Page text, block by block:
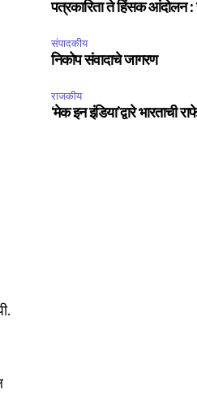
पत्रकारिता ते हिंसक आंदोलन :
संपादकीय
निकोप संवादाचे जागरण
राजकीय
‘मेक इन इंडिया’द्वारे भारताची